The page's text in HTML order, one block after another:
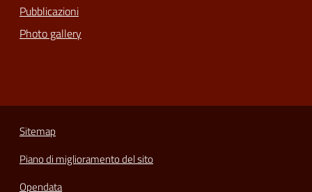
Pubblicazioni
Photo gallery
Sitemap
Piano di miglioramento del sito
Opendata